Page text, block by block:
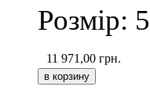
Розмір:
11 971,00 грн.